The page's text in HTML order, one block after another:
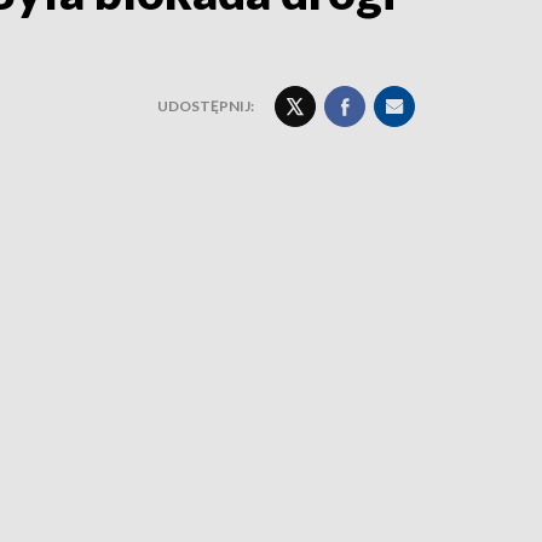
UDOSTĘPNIJ: